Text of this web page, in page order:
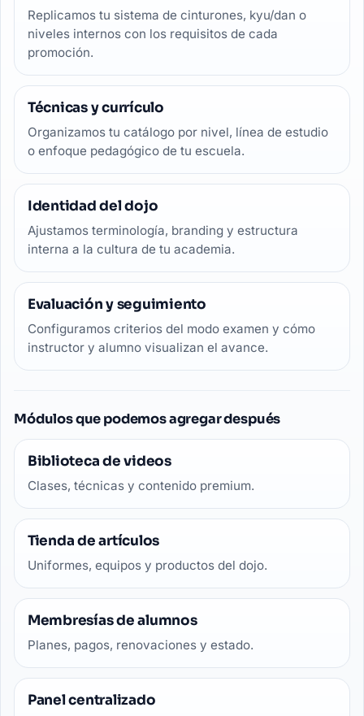
Replicamos tu sistema de cinturones, kyu/dan o
niveles internos con los requisitos de cada
promoción.
Técnicas y currículo
Organizamos tu catálogo por nivel, línea de estudio
o enfoque pedagógico de tu escuela.
Identidad del dojo
Ajustamos terminología, branding y estructura
interna a la cultura de tu academia.
Evaluación y seguimiento
Configuramos criterios del modo examen y cómo
instructor y alumno visualizan el avance.
Módulos que podemos agregar después
Biblioteca de videos
Clases, técnicas y contenido premium.
Tienda de artículos
Uniformes, equipos y productos del dojo.
Membresías de alumnos
Planes, pagos, renovaciones y estado.
Panel centralizado